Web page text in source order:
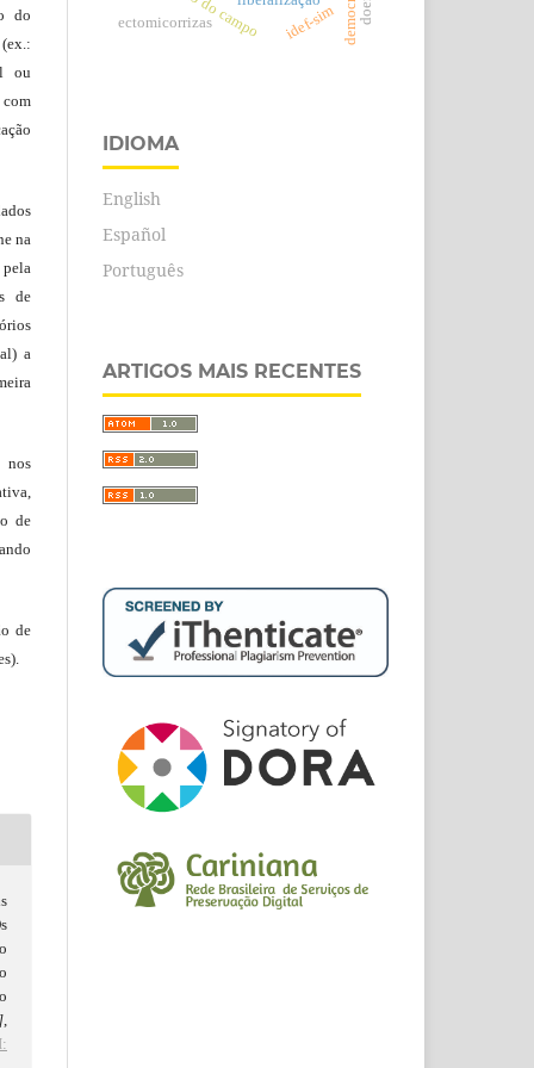
do
ou
na
de
a
nos
de
de
ectomicorrizas idef-sim
IDIOMA
English
Español
Português
ARTIGOS MAIS RECENTES